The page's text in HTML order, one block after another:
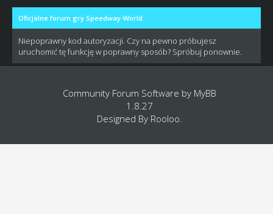
Oficjalne forum gry Speedway-World
Niepoprawny kod autoryzacji. Czy na pewno próbujesz
uruchomić tę funkcję w poprawny sposób? Spróbuj ponownie.
Community Forum Software by MyBB
1.8.27
Designed By Rooloo.